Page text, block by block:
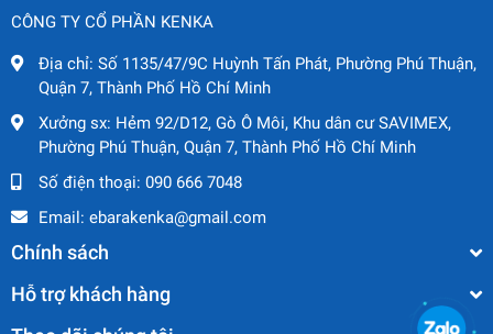
CÔNG TY CỔ PHẦN KENKA
Địa chỉ: Số 1135/47/9C Huỳnh Tấn Phát, Phường Phú Thuận,
Quận 7, Thành Phố Hồ Chí Minh
Xưởng sx: Hẻm 92/D12, Gò Ô Môi, Khu dân cư SAVIMEX,
Phường Phú Thuận, Quận 7, Thành Phố Hồ Chí Minh
Số điện thoại: 090 666 7048
Email: ebarakenka@gmail.com
Chính sách
Hỗ trợ khách hàng